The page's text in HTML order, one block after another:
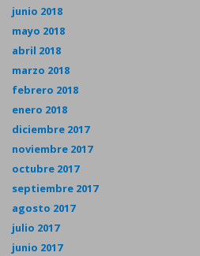
junio 2018
mayo 2018
abril 2018
marzo 2018
febrero 2018
enero 2018
diciembre 2017
noviembre 2017
octubre 2017
septiembre 2017
agosto 2017
julio 2017
junio 2017